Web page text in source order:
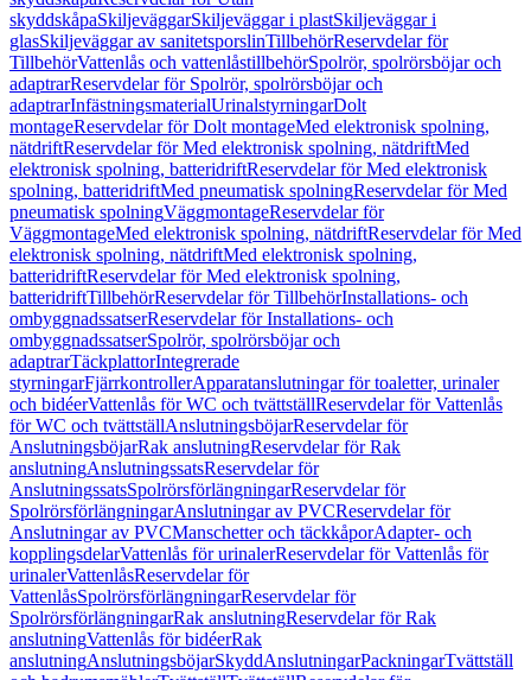
skyddskåpaSkiljeväggarSkiljeväggar i plastSkiljeväggar i
glasSkiljeväggar av sanitetsporslinTillbehörReservdelar för
TillbehörVattenlås och vattenlåstillbehörSpolrör, spolrörsböjar och
adaptrarReservdelar för Spolrör, spolrörsböjar och
adaptrarInfästningsmaterialUrinalstyrningarDolt
montageReservdelar för Dolt montageMed elektronisk spolning,
nätdriftReservdelar för Med elektronisk spolning, nätdriftMed
elektronisk spolning, batteridriftReservdelar för Med elektronisk
spolning, batteridriftMed pneumatisk spolningReservdelar för Med
pneumatisk spolningVäggmontageReservdelar för
VäggmontageMed elektronisk spolning, nätdriftReservdelar för Med
elektronisk spolning, nätdriftMed elektronisk spolning,
batteridriftReservdelar för Med elektronisk spolning,
batteridriftTillbehörReservdelar för TillbehörInstallations- och
ombyggnadssatserReservdelar för Installations- och
ombyggnadssatserSpolrör, spolrörsböjar och
adaptrarTäckplattorIntegrerade
styrningarFjärrkontrollerApparatanslutningar för toaletter, urinaler
och bidéerVattenlås för WC och tvättställReservdelar för Vattenlås
för WC och tvättställAnslutningsböjarReservdelar för
AnslutningsböjarRak anslutningReservdelar för Rak
anslutningAnslutningssatsReservdelar för
AnslutningssatsSpolrörsförlängningarReservdelar för
SpolrörsförlängningarAnslutningar av PVCReservdelar för
Anslutningar av PVCManschetter och täckkåporAdapter- och
kopplingsdelarVattenlås för urinalerReservdelar för Vattenlås för
urinalerVattenlåsReservdelar för
VattenlåsSpolrörsförlängningarReservdelar för
SpolrörsförlängningarRak anslutningReservdelar för Rak
anslutningVattenlås för bidéerRak
anslutningAnslutningsböjarSkyddAnslutningarPackningarTvättställ